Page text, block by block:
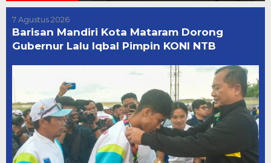
7 Agustus 2026
Barisan Mandiri Kota Mataram Dorong
Gubernur Lalu Iqbal Pimpin KONI NTB